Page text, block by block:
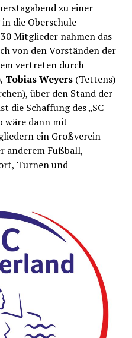
zu einer
die Oberschule
Mitglieder nahmen das
von den Vorständen der
vertreten durch
Tobias Weyers(Tettens)
über den Stand der
die Schaffung des „SC
wäre dann mit
ein Großverein
anderem Fußball,
Turnen und